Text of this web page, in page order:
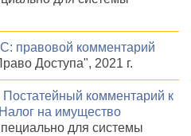
правовой комментарий
Доступа", 2021 г.
Постатейный комментарий к
на имущество
для системы